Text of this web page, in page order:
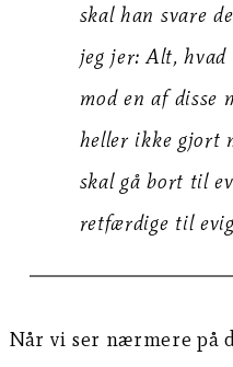
skal han svare
jeg jer: Alt,
mod en af disse
heller ikke gjort
skal gå bort til
retfærdige til
Når vi ser nærmere på